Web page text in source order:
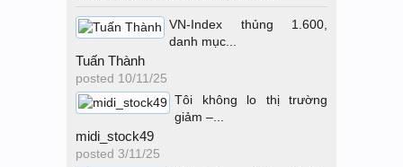
VN-Index thủng 1.600,
danh mục...
Tuấn Thành
posted 10/11/25
Tôi không lo thị trường
giảm –...
midi_stock49
posted 3/11/25